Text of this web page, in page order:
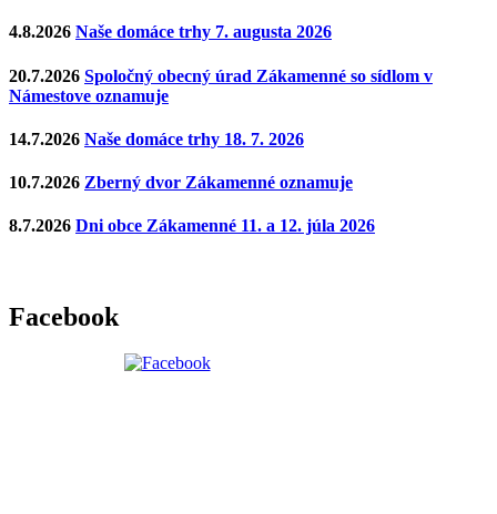
4.8.2026 Naše domáce trhy 7. augusta 2026
20.7.2026 Spoločný obecný úrad Zákamenné so sídlom v
Námestove oznamuje
14.7.2026 Naše domáce trhy 18. 7. 2026
10.7.2026 Zberný dvor Zákamenné oznamuje
8.7.2026 Dni obce Zákamenné 11. a 12. júla 2026
Facebook